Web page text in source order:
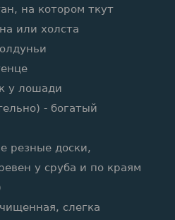
на котором ткут
или холста
у лошади
- богатый
резные доски,
у сруба и по краям
слегка